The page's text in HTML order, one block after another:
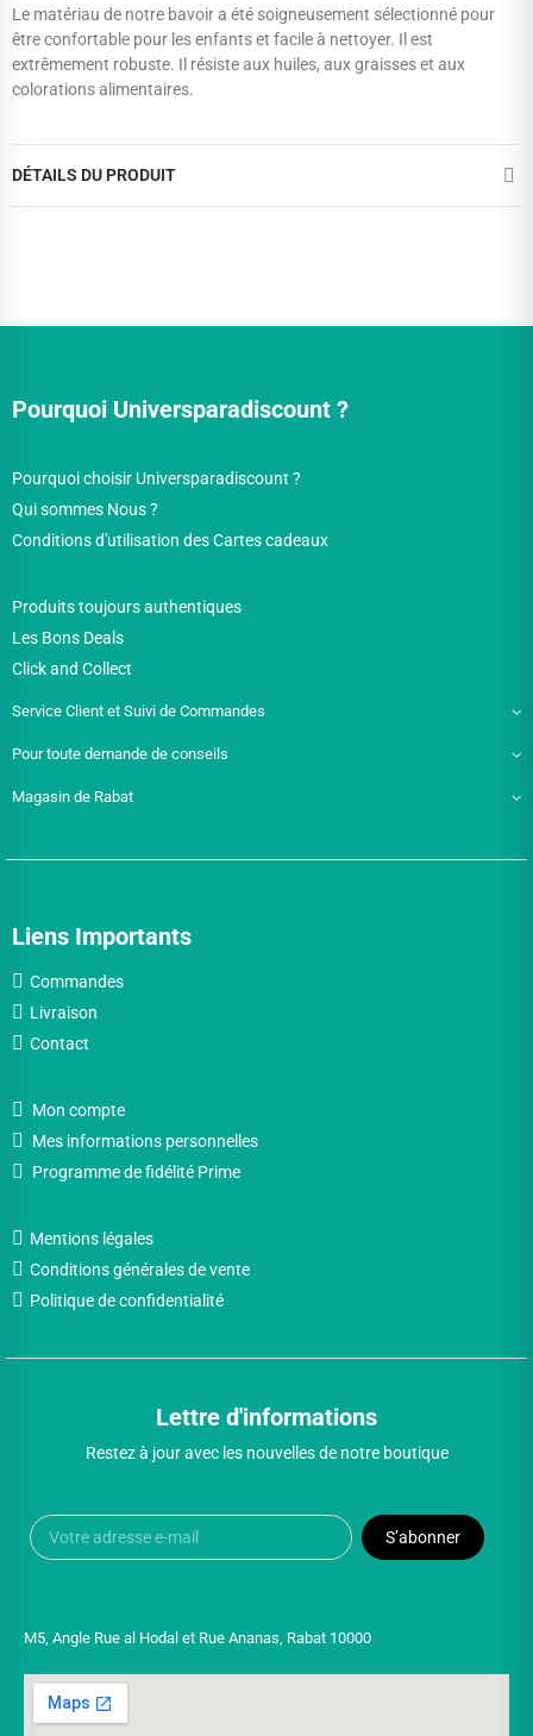
Le matériau de notre bavoir a été soigneusement sélectionné pour
être confortable pour les enfants et facile à nettoyer. Il est
extrêmement robuste. Il résiste aux huiles, aux graisses et aux
colorations alimentaires.
DÉTAILS DU PRODUIT
Pourquoi Universparadiscount ?
Pourquoi choisir Universparadiscount ?
Qui sommes Nous ?
Conditions d'utilisation des Cartes cadeaux
Produits toujours authentiques
Les Bons Deals
Click and Collect
Service Client et Suivi de Commandes
Pour toute demande de conseils
Magasin de Rabat
Liens Importants
Commandes
Livraison
Contact
Mon compte
Mes informations personnelles
Programme de fidélité Prime
Mentions légales
Conditions générales de vente
Politique de confidentialité
Lettre d'informations
Restez à jour avec les nouvelles de notre boutique
S’abonner
M5, Angle Rue al Hodal et Rue Ananas, Rabat 10000